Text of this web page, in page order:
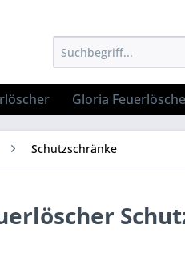
Gloria
Schutzschränke